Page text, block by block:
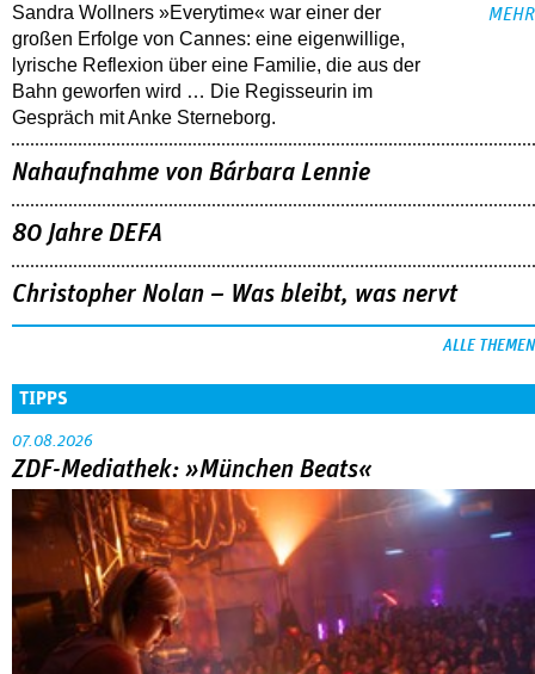
Sandra Wollners »Everytime« war einer der
großen Erfolge von Cannes: eine eigenwillige,
lyrische Reflexion über eine ­Familie, die aus der
Bahn geworfen wird … Die Regisseurin im
Gespräch mit Anke Sterneborg.
MEHR
Nahaufnahme von Bárbara Lennie
80 Jahre DEFA
Christopher Nolan – Was bleibt, was nervt
ALLE THEMEN
TIPPS
07.08.2026
ZDF-Mediathek: »München Beats«